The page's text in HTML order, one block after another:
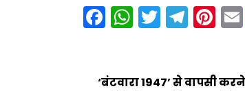
Facebook
WhatsApp
Twitter
‘बंटवारा 1947’ से वापसी